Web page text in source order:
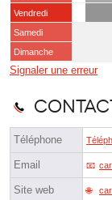
Vendredi
Samedi
Dimanche
Signaler une erreur
Téléphone
Email
Site web